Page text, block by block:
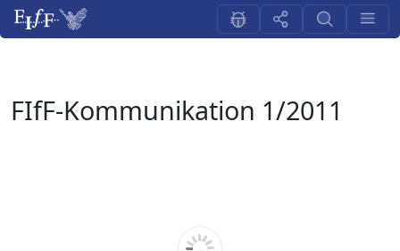
FIfF-Kommunikation 1/2011